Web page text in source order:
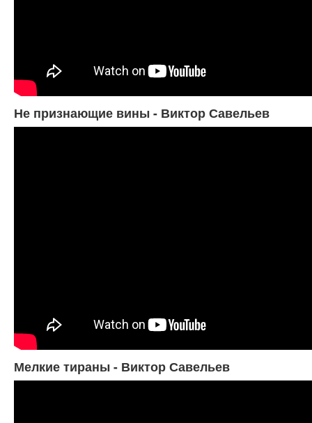
Не признающие вины - Виктор Савельев
Мелкие тираны - Виктор Савельев